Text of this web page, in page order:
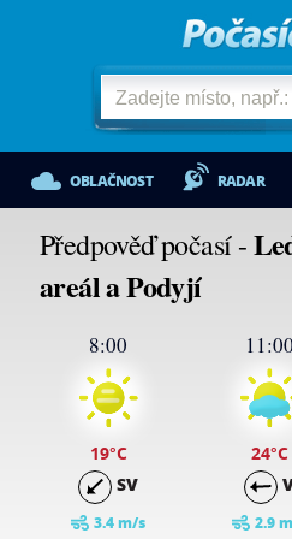
OBLAČNOST RADAR
Předpověď počasí -
areál a Podyjí
8:00
19°C
SV
3.4 m/s
11:00
24°C
2.9